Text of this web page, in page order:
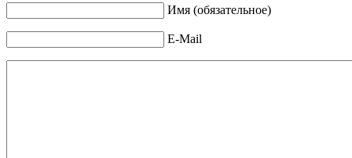
Имя (обязательное)
E-Mail